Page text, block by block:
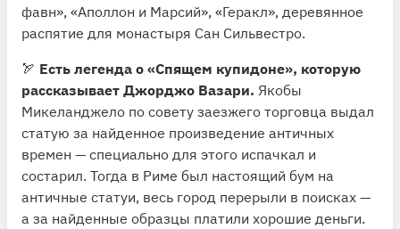
фавн», «Аполлон и Марсий», «Геракл», деревянное
распятие для монастыря Сан Сильвестро.
🏹 Есть легенда о «Спящем купидоне», которую
рассказывает Джорджо Вазари. Якобы
Микеланджело по совету заезжего торговца выдал
статую за найденное произведение античных
времен — специально для этого испачкал и
состарил. Тогда в Риме был настоящий бум на
античные статуи, весь город перерыли в поисках —
а за найденные образцы платили хорошие деньги.